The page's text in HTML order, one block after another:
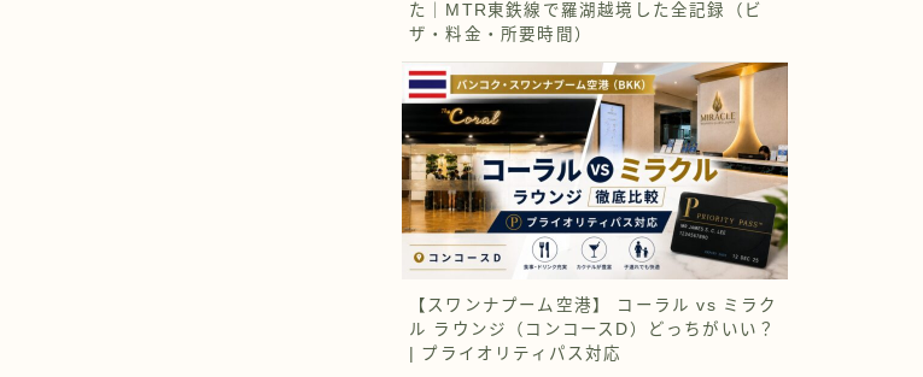
た｜MTR東鉄線で羅湖越境した全記録（ビ
ザ・料金・所要時間）
【スワンナプーム空港】 コーラル vs ミラク
ル ラウンジ（コンコースD）どっちがいい？
| プライオリティパス対応